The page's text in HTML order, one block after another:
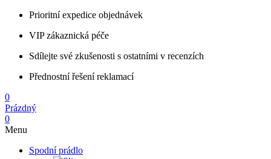
Prioritní expedice objednávek
VIP zákaznická péče
Sdílejte své zkušenosti s ostatními v recenzích
Přednostní řešení reklamací
0
Prázdný
0
Menu
Spodní prádlo